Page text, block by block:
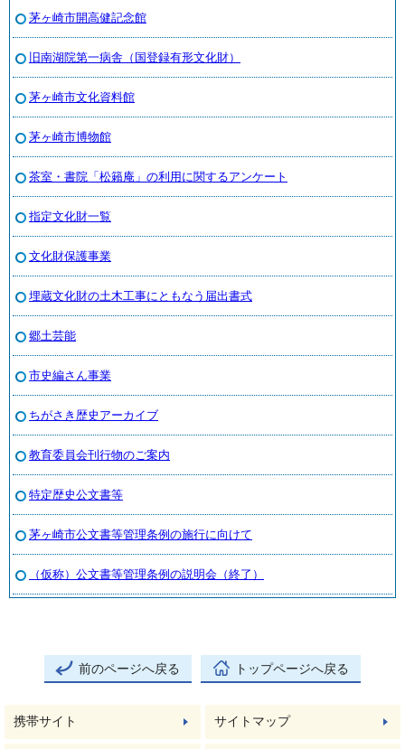
茅ヶ崎市開高健記念館
旧南湖院第一病舎（国登録有形文化財）
茅ヶ崎市文化資料館
茅ヶ崎市博物館
茶室・書院「松籟庵」の利用に関するアンケート
指定文化財一覧
文化財保護事業
埋蔵文化財の土木工事にともなう届出書式
郷土芸能
市史編さん事業
ちがさき歴史アーカイブ
教育委員会刊行物のご案内
特定歴史公文書等
茅ヶ崎市公文書等管理条例の施行に向けて
（仮称）公文書等管理条例の説明会（終了）
前のページへ戻る トップページへ戻る
携帯サイト サイトマップ